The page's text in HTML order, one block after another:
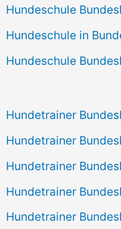
Hundeschule
Hundeschule in
Hundeschule
Hundetrainer
Hundetrainer
Hundetrainer
Hundetrainer
Hundetrainer